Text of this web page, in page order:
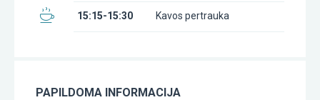
15:15-15:30 Kavos pertrauka
PAPILDOMA INFORMACIJA